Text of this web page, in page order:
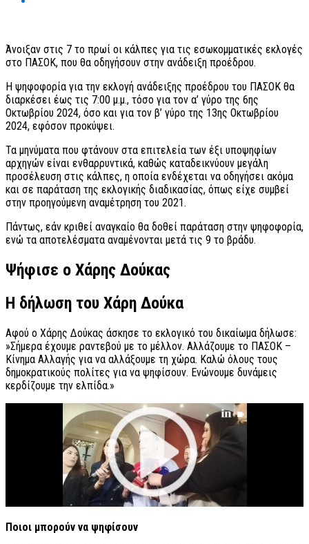
Άνοιξαν στις 7 το πρωί οι κάλπες για τις εσωκομματικές εκλογές
στο ΠΑΣΟΚ, που θα οδηγήσουν στην ανάδειξη προέδρου.
Η ψηφοφορία για την εκλογή ανάδειξης προέδρου του ΠΑΣΟΚ θα
διαρκέσει έως τις 7:00 μ.μ., τόσο για τον α’ γύρο της 6ης
Οκτωβρίου 2024, όσο και για τον β’ γύρο της 13ης Οκτωβρίου
2024, εφόσον προκύψει.
Τα μηνύματα που φτάνουν στα επιτελεία των έξι υποψηφίων
αρχηγών είναι ενθαρρυντικά, καθώς καταδεικνύουν μεγάλη
προσέλευση στις κάλπες, η οποία ενδέχεται να οδηγήσει ακόμα
και σε παράταση της εκλογικής διαδικασίας, όπως είχε συμβεί
στην προηγούμενη αναμέτρηση του 2021.
Πάντως, εάν κριθεί αναγκαίο θα δοθεί παράταση στην ψηφοφορία,
ενώ τα αποτελέσματα αναμένονται μετά τις 9 το βράδυ.
Ψήφισε ο Χάρης Δούκας
Η δήλωση του Χάρη Δούκα
Αφού ο Χάρης Δούκας άσκησε το εκλογικό του δικαίωμα δήλωσε:
»Σήμερα έχουμε ραντεβού με το μέλλον. Αλλάζουμε το ΠΑΣΟΚ –
Κίνημα Αλλαγής για να αλλάξουμε τη χώρα. Καλώ όλους τους
δημοκρατικούς πολίτες για να ψηφίσουν. Ενώνουμε δυνάμεις
κερδίζουμε την ελπίδα.»
Ποιοι μπορούν να ψηφίσουν